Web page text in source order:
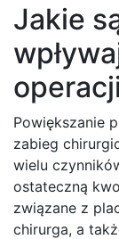
Jakie
Powiększanie
zabieg
wielu
ostateczną
związane z
chirurga, a